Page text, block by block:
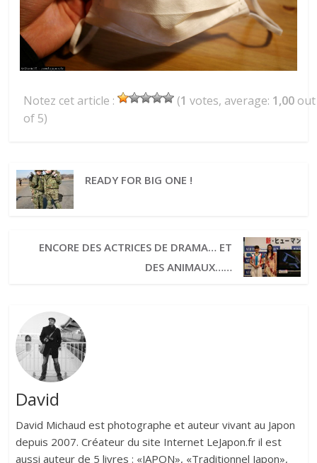
Notez cet article : (1 votes, average: 1,00 out
of 5)
READY FOR BIG ONE !
ENCORE DES ACTRICES DE DRAMA… ET
DES ANIMAUX……
David
David Michaud est photographe et auteur vivant au Japon
depuis 2007. Créateur du site Internet LeJapon.fr il est
aussi auteur de 5 livres : «JAPON», «Traditionnel Japon»,